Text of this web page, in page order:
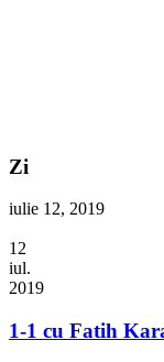
Zi
iulie 12, 2019
12
iul.
2019
1-1 cu Fatih